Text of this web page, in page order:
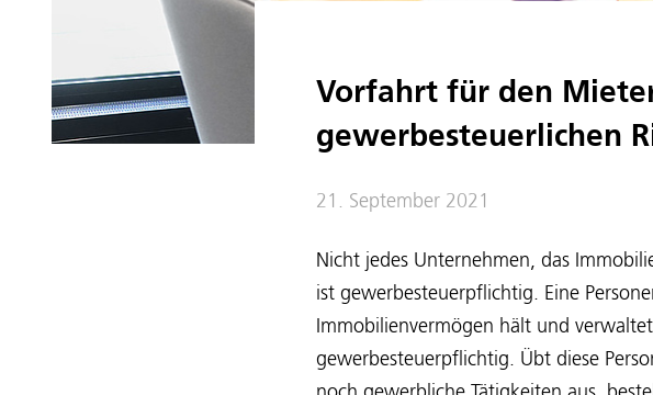
Vorfahrt für den
gewerbesteuerlichen
21. September 2021
Nicht jedes Unternehmen, das
ist gewerbesteuerpflichtig. Eine
Immobilienvermögen hält und
gewerbesteuerpflichtig. Übt diese